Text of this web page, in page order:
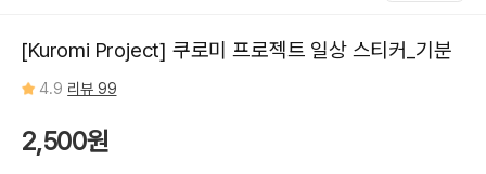
[Kuromi Project] 쿠로미 프로젝트 일상 스티커_기분
4.9 리뷰 99
2,500원